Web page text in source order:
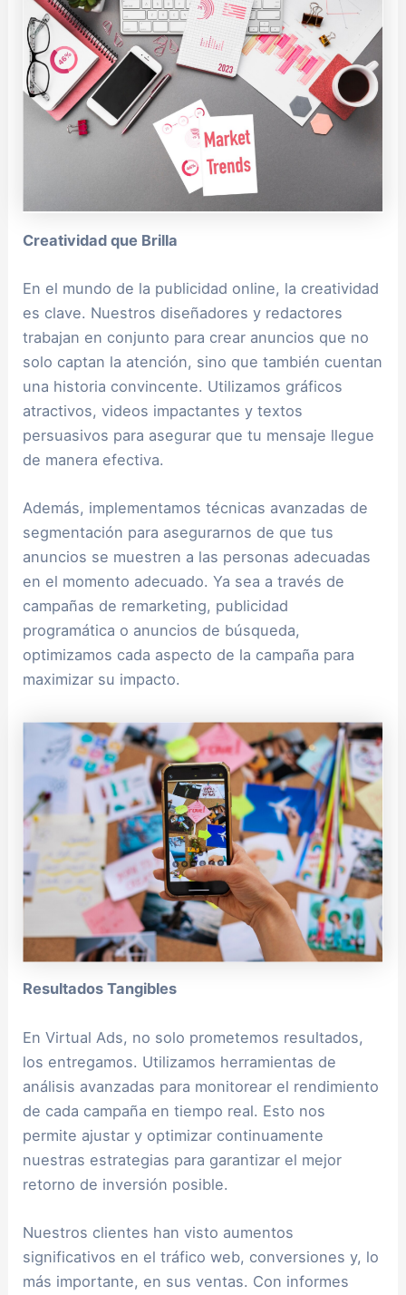
Creatividad que Brilla
En el mundo de la publicidad online, la creatividad
es clave. Nuestros diseñadores y redactores
trabajan en conjunto para crear anuncios que no
solo captan la atención, sino que también cuentan
una historia convincente. Utilizamos gráficos
atractivos, videos impactantes y textos
persuasivos para asegurar que tu mensaje llegue
de manera efectiva.
Además, implementamos técnicas avanzadas de
segmentación para asegurarnos de que tus
anuncios se muestren a las personas adecuadas
en el momento adecuado. Ya sea a través de
campañas de remarketing, publicidad
programática o anuncios de búsqueda,
optimizamos cada aspecto de la campaña para
maximizar su impacto.
Resultados Tangibles
En Virtual Ads, no solo prometemos resultados,
los entregamos. Utilizamos herramientas de
análisis avanzadas para monitorear el rendimiento
de cada campaña en tiempo real. Esto nos
permite ajustar y optimizar continuamente
nuestras estrategias para garantizar el mejor
retorno de inversión posible.
Nuestros clientes han visto aumentos
significativos en el tráfico web, conversiones y, lo
más importante, en sus ventas. Con informes